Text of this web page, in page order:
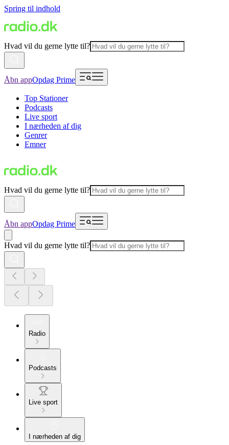
Spring til indhold
Hvad vil du gerne lytte til?
Åbn appOpdag Prime
Top Stationer
Podcasts
Live sport
I nærheden af dig
Genrer
Emner
Hvad vil du gerne lytte til?
Åbn appOpdag Prime
Hvad vil du gerne lytte til?
Radio
Podcasts
Live sport
I nærheden af dig